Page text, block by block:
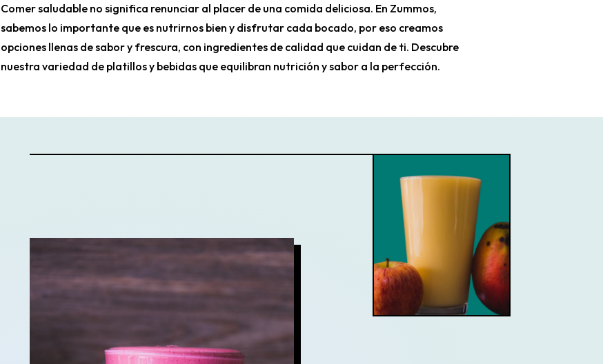
Comer saludable no significa renunciar al placer de una comida deliciosa. En Zummos,
sabemos lo importante que es nutrirnos bien y disfrutar cada bocado, por eso creamos
opciones llenas de sabor y frescura, con ingredientes de calidad que cuidan de ti. Descubre
nuestra variedad de platillos y bebidas que equilibran nutrición y sabor a la perfección.